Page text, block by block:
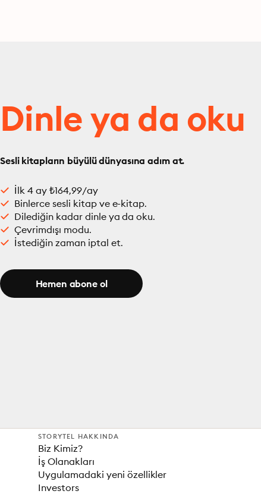
Dinle ya da oku
Sesli kitapların büyülü dünyasına adım at.
İlk 4 ay ₺164,99/ay
Binlerce sesli kitap ve e-kitap.
Dilediğin kadar dinle ya da oku.
Çevrimdışı modu.
İstediğin zaman iptal et.
Hemen abone ol
STORYTEL HAKKINDA
Biz Kimiz?
İş Olanakları
Uygulamadaki yeni özellikler
Investors